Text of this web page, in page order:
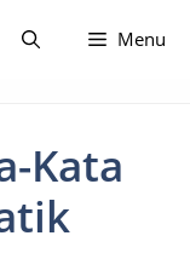
Menu
Kata